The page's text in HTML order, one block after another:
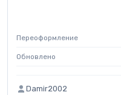
Переоформление
Обновлено
Damir2002